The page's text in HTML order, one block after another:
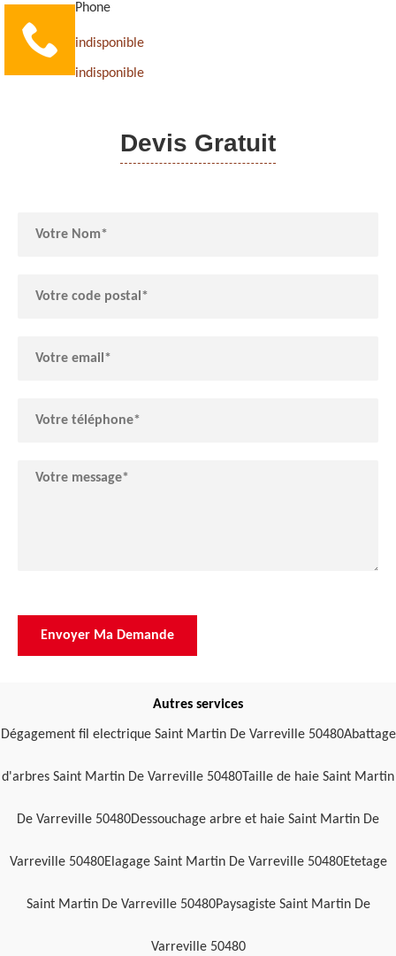
Phone
indisponible
indisponible
Devis Gratuit
Autres services
Dégagement fil electrique Saint Martin De Varreville 50480Abattage
d'arbres Saint Martin De Varreville 50480Taille de haie Saint Martin
De Varreville 50480Dessouchage arbre et haie Saint Martin De
Varreville 50480Elagage Saint Martin De Varreville 50480Etetage
Saint Martin De Varreville 50480Paysagiste Saint Martin De
Varreville 50480